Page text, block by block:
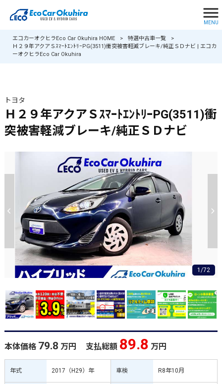
MENU
エコカーオクヒラEco Car Okuhira HOME > 特選中古車一覧
>
Ｈ２９年アクアＳｽﾏｰﾄｴﾝﾄﾘｰPG(3511)衝突被害軽減ブレーキ/純正ＳＤナビ | エコカ
ーオクヒラEco Car Okuhira
トヨタ
Ｈ２９年アクアＳｽﾏｰﾄｴﾝﾄﾘｰPG(3511)衝
突被害軽減ブレーキ/純正ＳＤナビ
1/72
本体価格 79.8 万円 支払総額 89.8 万円
年式 2017（H29）年 車検 R8年10月